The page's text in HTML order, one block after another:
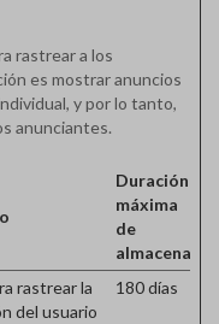
rastrear a los
es mostrar anuncios
y por lo tanto,
anunciantes.
Duración
máxima
de
rastrear la
del usuario
180 días